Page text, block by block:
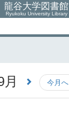
龍谷大学図書館
Ryukoku University Library
月 今月へ